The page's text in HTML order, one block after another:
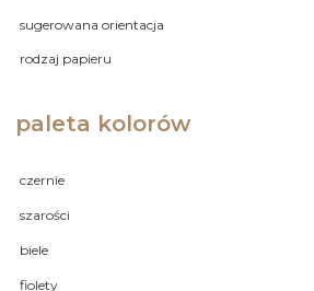
sugerowana orientacja
rodzaj papieru
paleta kolorów
czernie
szarości
biele
fiolety